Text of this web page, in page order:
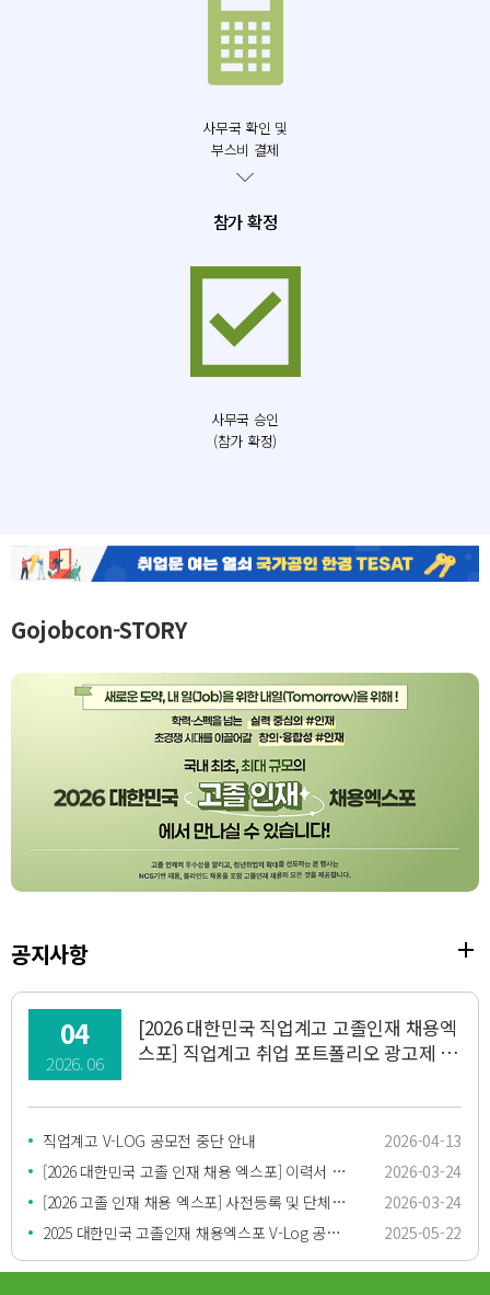
사무국 확인 및
부스비 결제
참가 확정
사무국 승인
(참가 확정)
Gojobcon-STORY
공지사항
04
2026. 06
[2026 대한민국 직업계고 고졸인재 채용엑
스포] 직업계고 취업 포트폴리오 광고제 결
직업계고 V-LOG 공모전 중단 안내
2026-04-13
[2026 대한민국 고졸 인재 채용 엑스포] 이력서 및 자기소개서 양식
2026-03-24
[2026 고졸 인재 채용 엑스포] 사전등록 및 단체관람 신청 안내
2026-03-24
2025 대한민국 고졸인재 채용엑스포 V-Log 공모전 결과 공지
2025-05-22